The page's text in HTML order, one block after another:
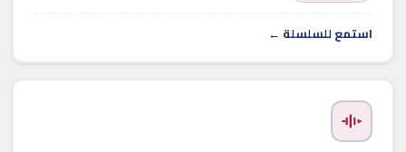
استمع للسلسلة ←